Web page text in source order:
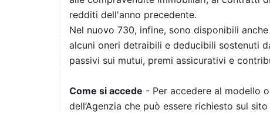
redditi dell'anno precedente.
Nel nuovo 730, infine, sono disponibili
alcuni oneri detraibili e deducibili sostenuti
passivi sui mutui, premi assicurativi e
Come si accede - Per accedere al modello
dell’Agenzia che può essere richiesto sul sito